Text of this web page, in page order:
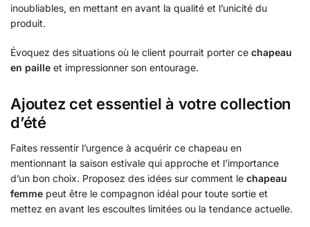
inoubliables, en mettant en avant la qualité et l’unicité du
produit.
Évoquez des situations où le client pourrait porter ce chapeau
en paille et impressionner son entourage.
Ajoutez cet essentiel à votre collection
d’été
Faites ressentir l’urgence à acquérir ce chapeau en
mentionnant la saison estivale qui approche et l’importance
d’un bon choix. Proposez des idées sur comment le chapeau
femme peut être le compagnon idéal pour toute sortie et
mettez en avant les escoultes limitées ou la tendance actuelle.